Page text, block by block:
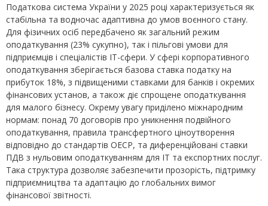
Податкова система України у 2025 році характеризується як
стабільна та водночас адаптивна до умов воєнного стану.
Для фізичних осіб передбачено як загальний режим
оподаткування (23% сукупно), так і пільгові умови для
підприємців і спеціалістів ІТ-сфери. У сфері корпоративного
оподаткування зберігається базова ставка податку на
прибуток 18%, з підвищеними ставками для банків і окремих
фінансових установ, а також діє спрощене оподаткування
для малого бізнесу. Окрему увагу приділено міжнародним
нормам: понад 70 договорів про уникнення подвійного
оподаткування, правила трансфертного ціноутворення
відповідно до стандартів ОЕСР, та диференційовані ставки
ПДВ з нульовим оподаткуванням для ІТ та експортних послуг.
Така структура дозволяє забезпечити прозорість, підтримку
підприємництва та адаптацію до глобальних вимог
фінансової звітності.